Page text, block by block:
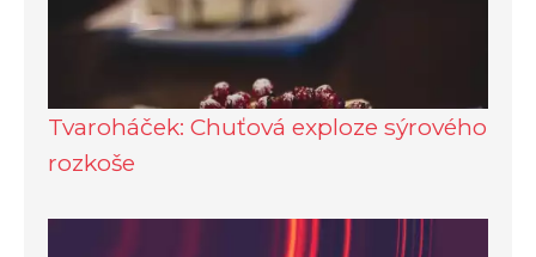
Tvaroháček: Chuťová exploze sýrového
rozkoše